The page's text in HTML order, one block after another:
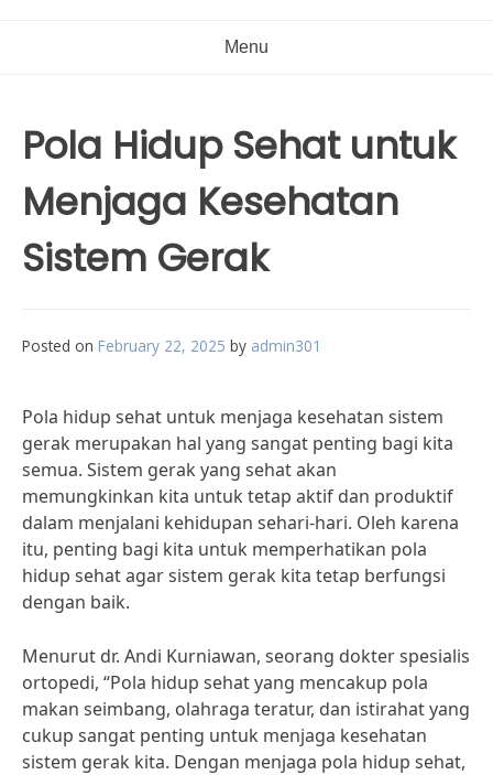
Menu
Pola Hidup Sehat untuk
Menjaga Kesehatan
Sistem Gerak
Posted on February 22, 2025 by admin301
Pola hidup sehat untuk menjaga kesehatan sistem
gerak merupakan hal yang sangat penting bagi kita
semua. Sistem gerak yang sehat akan
memungkinkan kita untuk tetap aktif dan produktif
dalam menjalani kehidupan sehari-hari. Oleh karena
itu, penting bagi kita untuk memperhatikan pola
hidup sehat agar sistem gerak kita tetap berfungsi
dengan baik.
Menurut dr. Andi Kurniawan, seorang dokter spesialis
ortopedi, “Pola hidup sehat yang mencakup pola
makan seimbang, olahraga teratur, dan istirahat yang
cukup sangat penting untuk menjaga kesehatan
sistem gerak kita. Dengan menjaga pola hidup sehat,